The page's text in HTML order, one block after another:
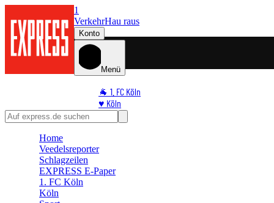
1
VerkehrHau raus
Konto
Menü
🐐 1. FC Köln
♥️ Köln
⭐ Promi
🛒 Shoppingwelt
Home
Veedelsreporter
Schlagzeilen
EXPRESS E-Paper
1. FC Köln
Köln